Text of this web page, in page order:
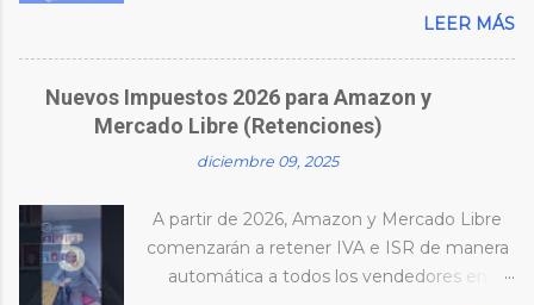
empresas que pasan de Retail a
Ecommerce que logran superar las ventas
de 1 millón al mes en los primeros 12 meses
que se aventuran en Ecommerce. Aquí las 4
características principales: Generalmente
debes de tener un inventario valor venta de
vendiendo 1 millón mensual, aquí depende
mucho de la industria, si fabricas o maquilas.
Moda, ropa y accesorios: En un reto, la
LEER MÁS
Nuevos Impuestos 2026 para Amazon y
Mercado Libre (Retenciones)
diciembre 09, 2025
A partir de 2026, Amazon y Mercado Libre
comenzarán a retener IVA e ISR de manera
automática a todos los vendedores en